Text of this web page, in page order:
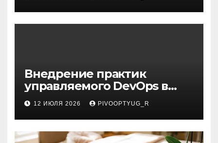
Внедрение практик
управляемого DevOps в
корпоративную ИТ-
инфраструктуру
12 ИЮЛЯ 2026 PIVOOPTYUG_R